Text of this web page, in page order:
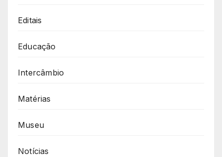
Editais
Educação
Intercâmbio
Matérias
Museu
Notícias